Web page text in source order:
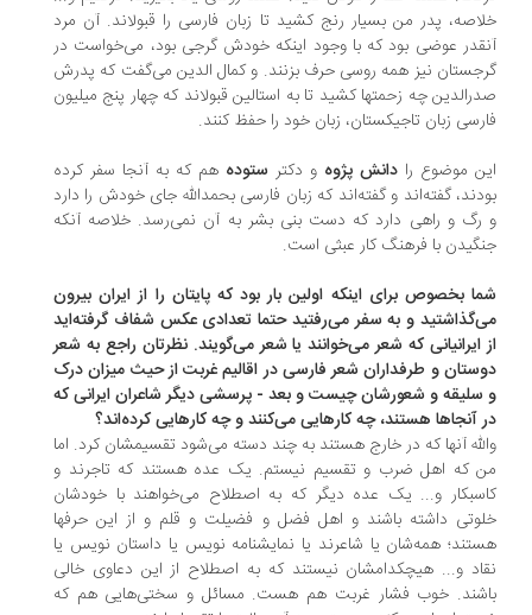
پدر من بسیار رنج کشید تا زبان فارسی را قبولاند. آن مرد
عوضی بود که با وجود اینکه خودش گرجی بود، می‌خواست در
نیز همه روسی حرف بزنند. و کمال الدین می‌گفت که پدرش
چه زحمتها کشید تا به استالین قبولاند که چهار پنج میلیون
زبان تاجیکستان، زبان خود را حفظ کنند.
موضوع رادانش پژوهو دکترستوده هم که به آنجا سفر کرده
گفته‌اند و گفته‌اند که زبان فارسی بحمدالله جای خودش را دارد
و راهی دارد که دست بنی بشر به آن نمی‌رسد. خلاصه آنکه
با فرهنگ کار عبثی است.
بخصوص برای اینکه اولین بار بود که پایتان را از ایران بیرون
و به سفر می‌رفتید حتما تعدادی عکس شفاف گرفته‌اید
ایرانیانی که شعر می‌خوانند یا شعر می‌گویند. نظرتان راجع به شعر
و طرفداران شعر فارسی در اقاليم غربت از حیث میزان درک
و شعورشان چیست و بعد - پرسشی دیگر شاعران ایرانی که
آنجاها هستند، چه کارهایی می‌کنند و چه کارهایی کرده‌اند؟
آنها که در خارج هستند به چند دسته می‌شود تقسیمشان کرد. اما
که اهل ضرب و تقسیم نیستم. یک عده هستند که تاجرند و
و... یک عده دیگر که به اصطلاح می‌خواهند با خودشان
داشته باشند و اهل فضل و فضیلت و قلم و از این حرفها
همه‌شان یا شاعرند یا نمایشنامه نویس یا داستان نویس یا
و... هیچکدامشان نیستند که به اصطلاح از این دعاوی خالی
خوب فشار غربت هم هست. مسائل و سختی‌هایی هم که